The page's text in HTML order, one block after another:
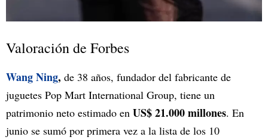
Valoración de Forbes
Wang Ning, de 38 años, fundador del fabricante de
juguetes Pop Mart International Group, tiene un
patrimonio neto estimado en US$ 21.000 millones. En
junio se sumó por primera vez a la lista de los 10